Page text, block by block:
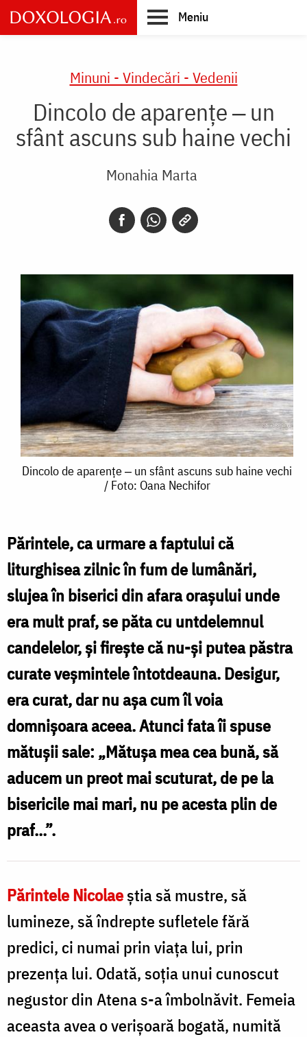
Skip
to
main
Meniu
Minuni - Vindecări - Vedenii
Dincolo de aparențe ‒ un
sfânt ascuns sub haine vechi
Monahia Marta
Dincolo
‒
un
sfânt
ascuns
sub
vechi
/
Foto:
Oana
Nechifor
Dincolo de aparențe ‒ un sfânt ascuns sub haine vechi
/ Foto: Oana Nechifor
Părintele, ca urmare a faptului că
liturghisea zilnic în fum de lumânări,
slujea în biserici din afara orașului unde
era mult praf, se păta cu untdelemnul
candelelor, și firește că nu-și putea păstra
curate veșmintele întot­deauna. Desigur,
era curat, dar nu așa cum îl voia
domnișoara aceea. Atunci fata îi spuse
mătușii sale: „Mătușa mea cea bună, să
aducem un preot mai scu­turat, de pe la
bisericile mai mari, nu pe acesta plin de
praf...”.
Părintele Nicolaeștia să mustre, să
lumineze, să îndrepte sufletele fără
predici, ci numai prin viața lui, prin
prezența lui. Odată, soția unui cunoscut
negustor din Atena s-a îmbolnăvit. Femeia
aceasta avea o verișoară bogată, numită